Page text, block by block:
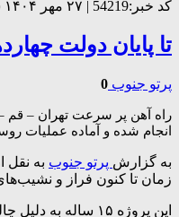
کد خبر:54219 | ۲۷ مهر ۱۴۰۴ ساعت ۱۱:۱۲
تا پایان دولت چهاردهم؛
پرتو جنوب 0
انجام شده و آماده عملیات
به گزارش پرتو جنوب
زمان تا کنون فراز و
این پروژه ۱۵ ساله به دلیل چالش‌های بسیار در حوزه تامین منابع مالی و تغییر قراردادها در برخی سالها با کندی پیش رفته و حتی متوقف نیز شده است.